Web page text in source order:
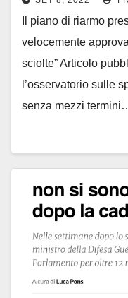
Il piano di riarmo
velocemente
sciolte” Articolo
l’osservatorio sulle
senza mezzi